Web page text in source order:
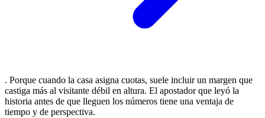
. Porque cuando la casa asigna cuotas, suele incluir un margen que
castiga más al visitante débil en altura. El apostador que leyó la
historia antes de que lleguen los números tiene una ventaja de
tiempo y de perspectiva.